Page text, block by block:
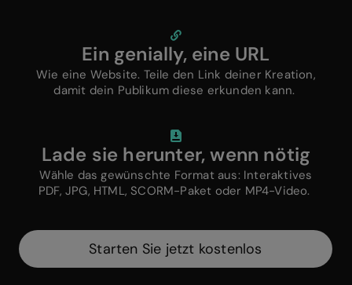
Ein genially, eine URL
Wie eine Website. Teile den Link deiner Kreation,
damit dein Publikum diese erkunden kann.
Lade sie herunter, wenn nötig
Wähle das gewünschte Format aus: Interaktives
PDF, JPG, HTML, SCORM-Paket oder MP4-Video.
Starten Sie jetzt kostenlos